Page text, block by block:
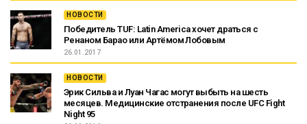
НОВОСТИ
Победитель TUF: Latin America хочет драться с
Ренаном Барао или Артёмом Лобовым
26.01.2017
НОВОСТИ
Эрик Сильва и Луан Чагас могут выбыть на шесть
месяцев. Медицинские отстранения после UFC Fight
Night 95